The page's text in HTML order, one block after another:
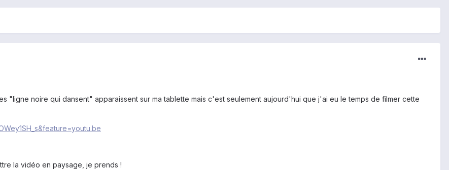
"ligne noire qui dansent" apparaissent sur ma tablette mais c'est seulement aujourd'hui que j'ai eu le temps de filmer cette
la vidéo en paysage, je prends !